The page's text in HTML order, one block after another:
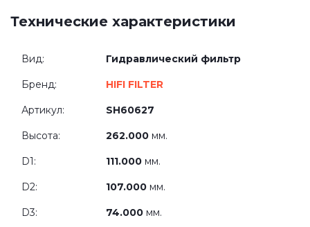
Технические характеристики
Вид: Гидравлический фильтр
Бренд: HIFI FILTER
Артикул: SH60627
Высота: 262.000 мм.
D1: 111.000 мм.
D2: 107.000 мм.
D3: 74.000 мм.